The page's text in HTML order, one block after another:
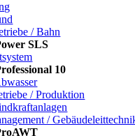
/ Bahn
SLS
10
/ Produktion
/